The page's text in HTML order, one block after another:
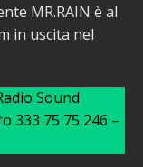
MR.RAIN è al
in uscita nel
Sound
333 75 75 246 –